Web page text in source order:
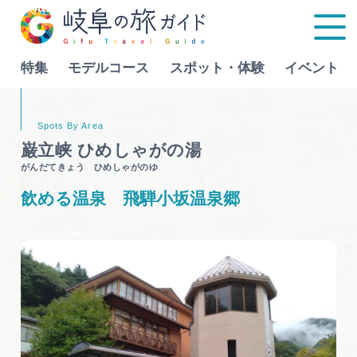
特集 モデルコース スポット・体験 イベント
スポット・体験
イベント
グルメ
Language
行きたいリストを見る
巌立峡 ひめしゃがの湯
がんだてきょう ひめしゃがのゆ
飲める温泉 飛騨小坂温泉郷